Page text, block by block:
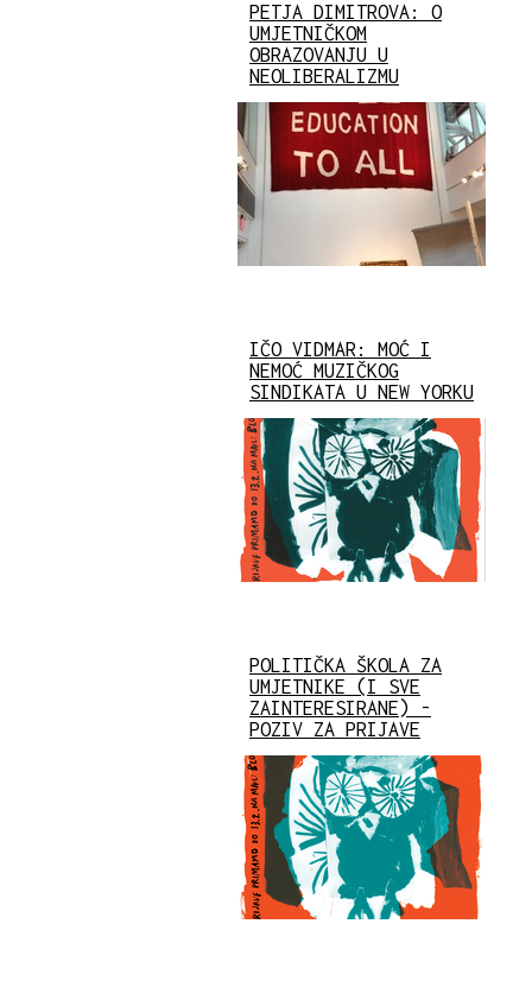
PETJA DIMITROVA: O
UMJETNIČKOM
OBRAZOVANJU U
NEOLIBERALIZMU
IČO VIDMAR: MOĆ I
NEMOĆ MUZIČKOG
SINDIKATA U NEW YORKU
POLITIČKA ŠKOLA ZA
UMJETNIKE (I SVE
ZAINTERESIRANE) -
POZIV ZA PRIJAVE